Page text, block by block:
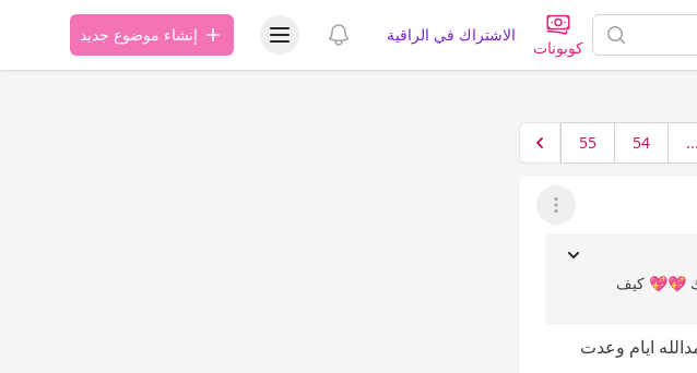
كوبونات
الاشتراك في الراقية عرض الإشعاراتعرض قائمة المستخدمإنشاء موضوع جديد
...
54
55
عرض القائمة
💖💖 كيف
ايام وعدت